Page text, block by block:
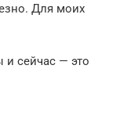
Для моих
и сейчас — это